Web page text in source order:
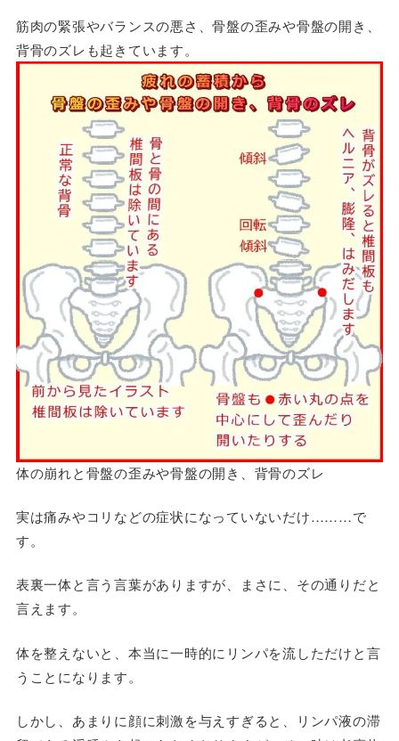
筋肉の緊張やバランスの悪さ、骨盤の歪みや骨盤の開き、
背骨のズレも起きています。
体の崩れと骨盤の歪みや骨盤の開き、背骨のズレ
実は痛みやコリなどの症状になっていないだけ………で
す。
表裏一体と言う言葉がありますが、まさに、その通りだと
言えます。
体を整えないと、本当に一時的にリンパを流しただけと言
うことになります。
しかし、あまりに顔に刺激を与えすぎると、リンパ液の滞